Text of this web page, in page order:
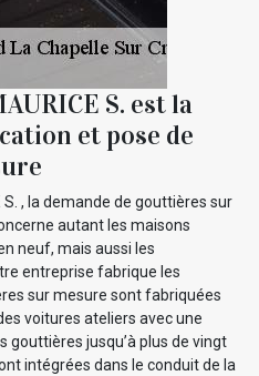
S. est la
et pose de
, la demande de gouttières sur
autant les maisons
neuf, mais aussi les
entreprise fabrique les
sur mesure sont fabriquées
voitures ateliers avec une
gouttières jusqu’à plus de vingt
intégrées dans le conduit de la